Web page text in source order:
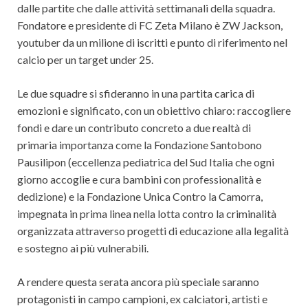
dalle partite che dalle attività settimanali della squadra.
Fondatore e presidente di FC Zeta Milano è ZW Jackson,
youtuber da un milione di iscritti e punto di riferimento nel
calcio per un target under 25.
Le due squadre si sfideranno in una partita carica di
emozioni e significato, con un obiettivo chiaro: raccogliere
fondi e dare un contributo concreto a due realtà di
primaria importanza come la ⁠Fondazione Santobono
Pausilipon (eccellenza pediatrica del Sud Italia che ogni
giorno accoglie e cura bambini con professionalità e
dedizione) e la ⁠Fondazione Unica Contro la Camorra,
impegnata in prima linea nella lotta contro la criminalità
organizzata attraverso progetti di educazione alla legalità
e sostegno ai più vulnerabili.
A rendere questa serata ancora più speciale saranno
protagonisti in campo campioni, ex calciatori, artisti e